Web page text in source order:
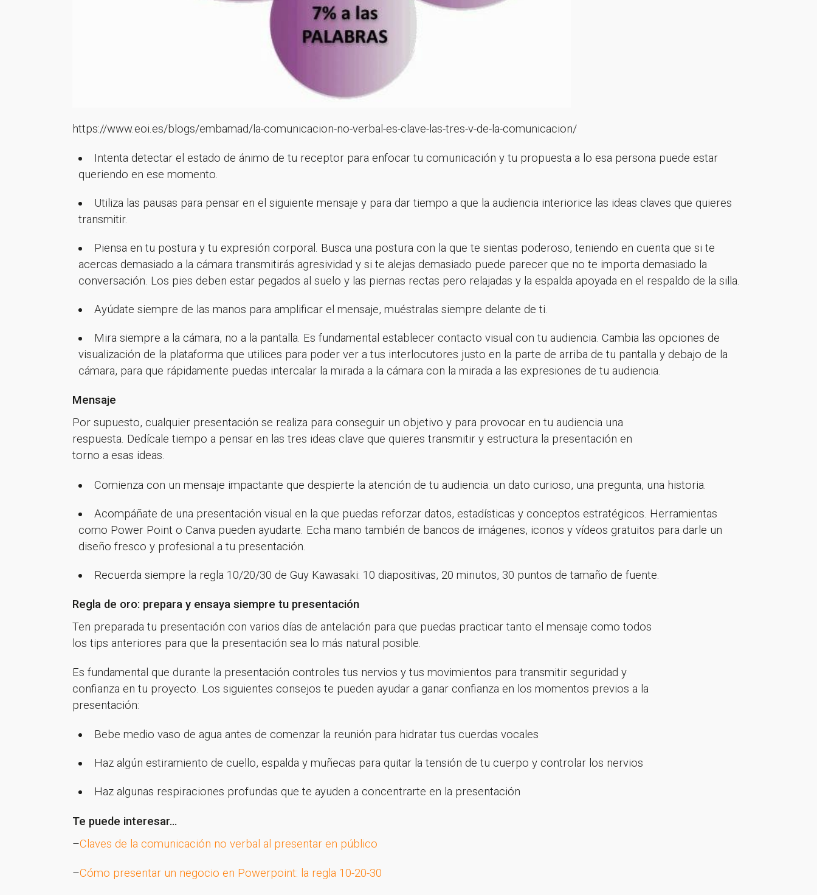
¡Gracias por suscribirte a nuestra newsletter!
¡Gracias por suscribirte a nuestra newsletter!
https://www.eoi.es/blogs/embamad/la-comunicacion-no-verbal-es-clave-las-tres-v-de-la-comunicacion/
Intenta detectar el estado de ánimo de tu receptor para enfocar tu comunicación y tu propuesta a lo esa persona puede estar
queriendo en ese momento.
Utiliza las pausas para pensar en el siguiente mensaje y para dar tiempo a que la audiencia interiorice las ideas claves que quieres
transmitir.
Piensa en tu postura y tu expresión corporal. Busca una postura con la que te sientas poderoso, teniendo en cuenta que si te
acercas demasiado a la cámara transmitirás agresividad y si te alejas demasiado puede parecer que no te importa demasiado la
conversación. Los pies deben estar pegados al suelo y las piernas rectas pero relajadas y la espalda apoyada en el respaldo de la silla.
Ayúdate siempre de las manos para amplificar el mensaje, muéstralas siempre delante de ti.
Mira siempre a la cámara, no a la pantalla. Es fundamental establecer contacto visual con tu audiencia. Cambia las opciones de
visualización de la plataforma que utilices para poder ver a tus interlocutores justo en la parte de arriba de tu pantalla y debajo de la
cámara, para que rápidamente puedas intercalar la mirada a la cámara con la mirada a las expresiones de tu audiencia.
Mensaje
Por supuesto, cualquier presentación se realiza para conseguir un objetivo y para provocar en tu audiencia una
respuesta. Dedícale tiempo a pensar en las tres ideas clave que quieres transmitir y estructura la presentación en
torno a esas ideas.
Comienza con un mensaje impactante que despierte la atención de tu audiencia: un dato curioso, una pregunta, una historia.
Acompáñate de una presentación visual en la que puedas reforzar datos, estadísticas y conceptos estratégicos. Herramientas
como Power Point o Canva pueden ayudarte. Echa mano también de bancos de imágenes, iconos y vídeos gratuitos para darle un
diseño fresco y profesional a tu presentación.
Recuerda siempre la regla 10/20/30 de Guy Kawasaki: 10 diapositivas, 20 minutos, 30 puntos de tamaño de fuente.
Regla de oro: prepara y ensaya siempre tu presentación
Ten preparada tu presentación con varios días de antelación para que puedas practicar tanto el mensaje como todos
los tips anteriores para que la presentación sea lo más natural posible.
Es fundamental que durante la presentación controles tus nervios y tus movimientos para transmitir seguridad y
confianza en tu proyecto. Los siguientes consejos te pueden ayudar a ganar confianza en los momentos previos a la
presentación:
Bebe medio vaso de agua antes de comenzar la reunión para hidratar tus cuerdas vocales
Haz algún estiramiento de cuello, espalda y muñecas para quitar la tensión de tu cuerpo y controlar los nervios
Haz algunas respiraciones profundas que te ayuden a concentrarte en la presentación
Te puede interesar…
–Claves de la comunicación no verbal al presentar en público
–Cómo presentar un negocio en Powerpoint: la regla 10-20-30